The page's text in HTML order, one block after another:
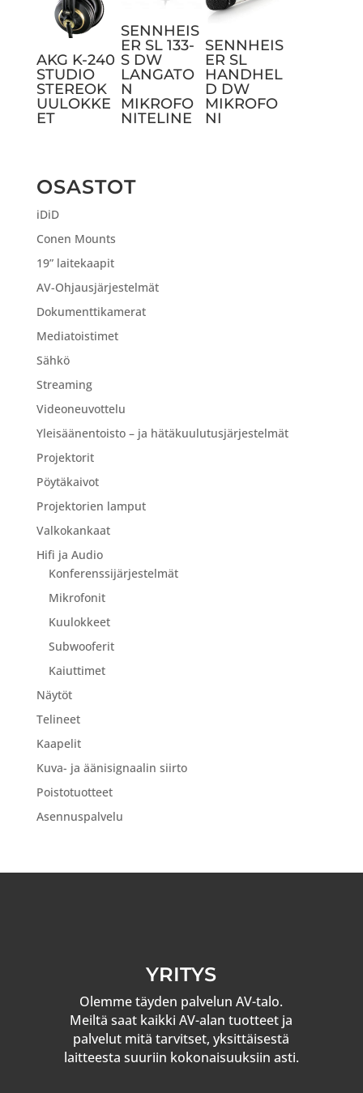
AKG K-240
STUDIO
STEREOK
UULOKKE
ET
SENNHEIS
ER SL 133-
S DW
LANGATO
N
MIKROFO
NITELINE
SENNHEIS
ER SL
HANDHEL
D DW
MIKROFO
NI
OSASTOT
iDiD
Conen Mounts
19” laitekaapit
AV-Ohjausjärjestelmät
Dokumenttikamerat
Mediatoistimet
Sähkö
Streaming
Videoneuvottelu
Yleisäänentoisto – ja hätäkuulutusjärjestelmät
Projektorit
Pöytäkaivot
Projektorien lamput
Valkokankaat
Hifi ja Audio
Konferenssijärjestelmät
Mikrofonit
Kuulokkeet
Subwooferit
Kaiuttimet
Näytöt
Telineet
Kaapelit
Kuva- ja äänisignaalin siirto
Poistotuotteet
Asennuspalvelu
YRITYS
Olemme täyden palvelun AV-talo.
Meiltä saat kaikki AV-alan tuotteet ja
palvelut mitä tarvitset, yksittäisestä
laitteesta suuriin kokonaisuuksiin asti.